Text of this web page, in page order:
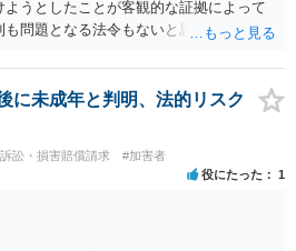
うとしたことが客観的な証拠によって
問題となる法令もないと思われます。
に未成年と判明、法的リスク
訟・損害賠償請求 #加害者
役にたった 1